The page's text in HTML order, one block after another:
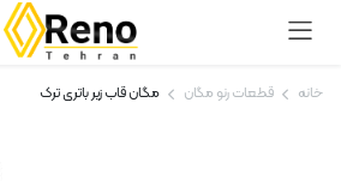
خانه قطعات رنو مگان مگان قاب زیر باتری ترک